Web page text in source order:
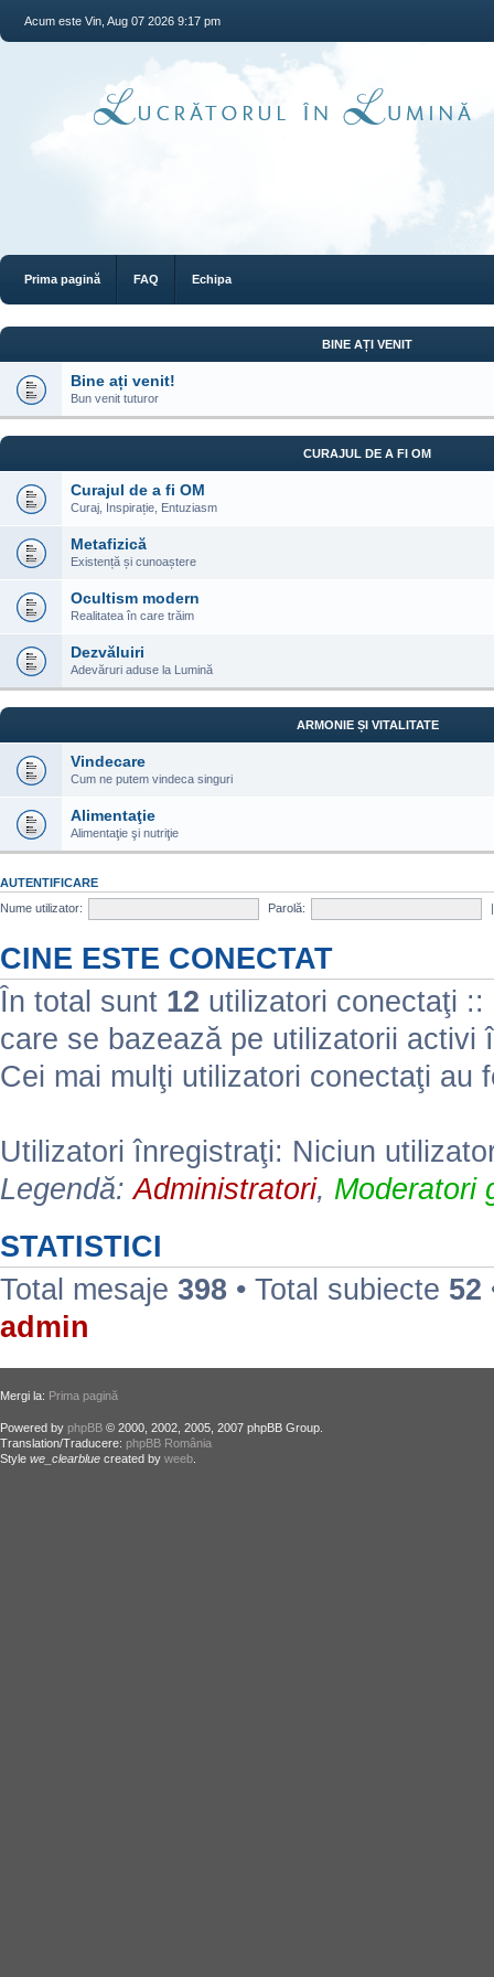
Acum este Vin, Aug 07 2026 9:17 pm
Prima pagină FAQ Echipa
BINE AȚI VENIT
Bine ați venit!
Bun venit tuturor
CURAJUL DE A FI OM
Curajul de a fi OM
Curaj, Inspirație, Entuziasm
Metafizică
Existență și cunoaștere
Ocultism modern
Realitatea în care trăim
Dezvăluiri
Adevăruri aduse la Lumină
ARMONIE ȘI VITALITATE
Vindecare
Cum ne putem vindeca singuri
Alimentaţie
Alimentaţie şi nutriţie
AUTENTIFICARE
Nume utilizator:
Parolă:
CINE ESTE CONECTAT
În total sunt 12 utilizatori conectaţi
care se bazează pe utilizatorii activi
Cei mai mulţi utilizatori conectaţi au
Utilizatori înregistraţi: Niciun
Legendă:Administratori, Moderatori
STATISTICI
Total mesaje 398 • Total subiecte 52
admin
Mergi la: Prima pagină
Powered by phpBB © 2000, 2002, 2005, 2007 phpBB Group.
Translation/Traducere: phpBB România
Style we_clearblue created by weeb